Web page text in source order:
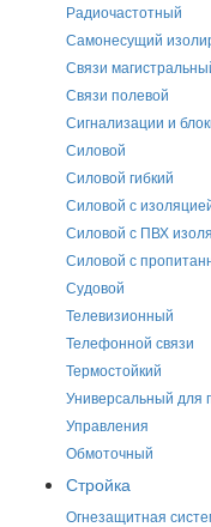
Радиочастотный
Самонесущий
Связи
Связи полевой
Сигнализации и
Силовой
Силовой гибкий
Силовой с
Силовой с ПВХ
Силовой с
Судовой
Телевизионный
Телефонной связи
Термостойкий
Универсальный
Управления
Обмоточный
Стройка
Огнезащитная